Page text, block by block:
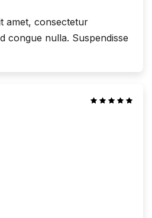
amet, consectetur
congue nulla. Suspendisse